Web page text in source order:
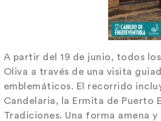
A partir del 19 de junio, todos
Oliva a través de una visita
emblemáticos. El recorrido
Candelaria, la Ermita de Puerto
Tradiciones. Una forma amena